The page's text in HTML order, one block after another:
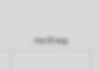
ma 24 aug